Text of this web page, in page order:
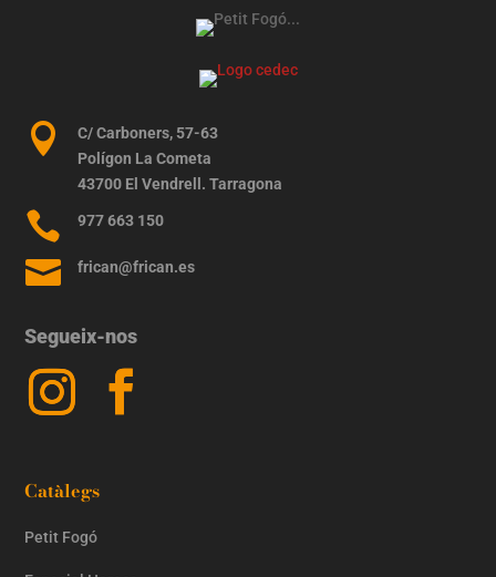

C/ Carboners, 57-63
Polígon La Cometa
43700 El Vendrell. Tarragona
 977 663 150
 frican@frican.es
Segueix-nos
Catàlegs
Petit Fogó